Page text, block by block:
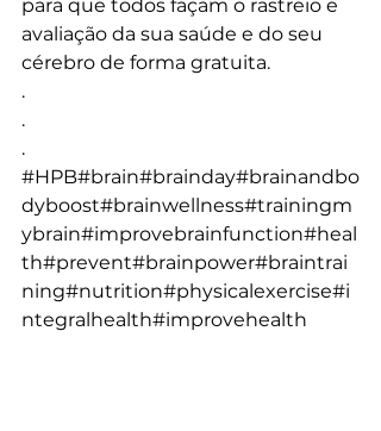
para que todos façam o rastreio e
avaliação da sua saúde e do seu
cérebro de forma gratuita.
.
.
.
#HPB#brain#brainday#brainandbo
dyboost#brainwellness#trainingm
ybrain#improvebrainfunction#heal
th#prevent#brainpower#braintrai
ning#nutrition#physicalexercise#i
ntegralhealth#improvehealth